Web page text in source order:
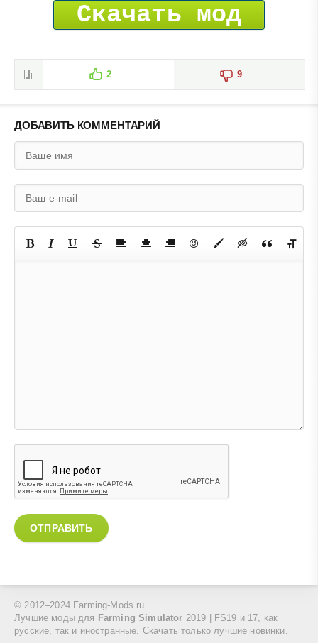
Скачать мод
2 9
ДОБАВИТЬ КОММЕНТАРИЙ
ОТПРАВИТЬ
© 2012–2024 Farming-Mods.ru
Лучшие моды для
Farming Simulator 2019 | FS19 и 17, как
русские, так и иностранные. Скачать только лучшие новинки.